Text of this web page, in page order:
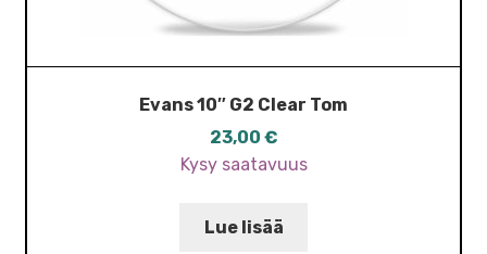
Evans 10″ G2 Clear Tom
23,00 €
Kysy saatavuus
Lue lisää